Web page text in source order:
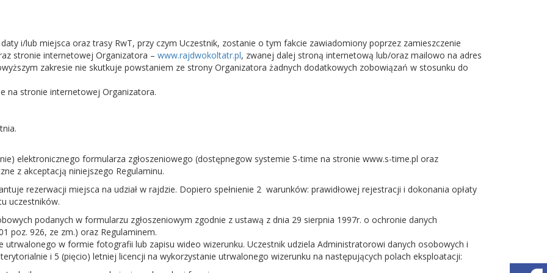
i/lub miejsca oraz trasy RwT, przy czym Uczestnik, zostanie o tym fakcie zawiadomiony poprzez zamieszczenie
stronie internetowej Organizatora – www.rajdwokoltatr.pl, zwanej dalej stroną internetową lub/oraz mailowo na adres
zakresie nie skutkuje powstaniem ze strony Organizatora żadnych dodatkowych zobowiązań w stosunku do
na stronie internetowej Organizatora.
elektronicznego formularza zgłoszeniowego (dostępnegow systemie S-time na stronie www.s-time.pl oraz
z akceptacją niniejszego Regulaminu.
rezerwacji miejsca na udział w rajdzie. Dopiero spełnienie 2 warunków: prawidłowej rejestracji i dokonania opłaty
uczestników.
podanych w formularzu zgłoszeniowym zgodnie z ustawą z dnia 29 sierpnia 1997r. o ochronie danych
poz. 926, ze zm.) oraz Regulaminem.
utrwalonego w formie fotografii lub zapisu wideo wizerunku. Uczestnik udziela Administratorowi danych osobowych i
i 5 (pięcio) letniej licencji na wykorzystanie utrwalonego wizerunku na następujących polach eksploatacji: